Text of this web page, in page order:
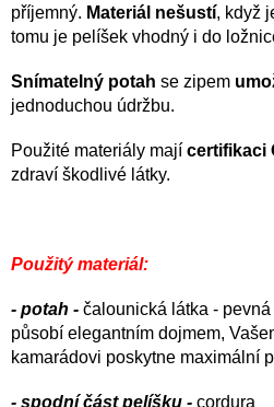
příjemný. Materiál nešustí, když
tomu je pelíšek vhodný i do
Snímatelný potah se zipem
jednoduchou údržbu.
Použité materiály mají certifikaci
zdraví škodlivé látky.
Použitý materiál:
- potah - čalounická látka -
působí elegantním dojmem,
kamarádovi poskytne maximální
- spodní část pelíšku - cordura